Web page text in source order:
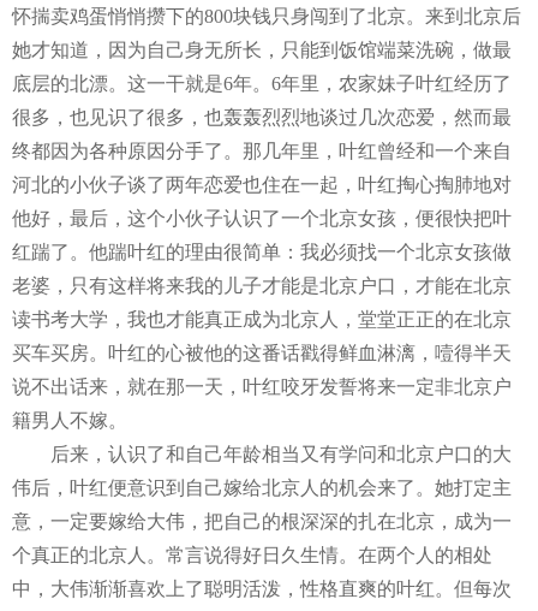
怀揣卖鸡蛋悄悄攒下的800块钱只身闯到了北京。来到北京后
她才知道，因为自己身无所长，只能到饭馆端菜洗碗，做最
底层的北漂。这一干就是6年。 6年里，农家妹子叶红经历了
很多，也见识了很多，也轰轰烈烈地谈过几次恋爱，然而最
终都因为各种原因分手了。那几年里，叶红曾经和一个来自
河北的小伙子谈了两年恋爱也住在一起，叶红掏心掏肺地对
他好，最后，这个小伙子认识了一个北京女孩，便很快把叶
红踹了。他踹叶红的理由很简单：我必须找一个北京女孩做
老婆，只有这样将来我的儿子才能是北京户口，才能在北京
读书考大学，我也才能真正成为北京人，堂堂正正的在北京
买车买房。叶红的心被他的这番话戳得鲜血淋漓，噎得半天
说不出话来，就在那一天，叶红咬牙发誓将来一定非北京户
籍男人不嫁。
后来，认识了和自己年龄相当又有学问和北京户口的大
伟后，叶红便意识到自己嫁给北京人的机会来了。她打定主
意，一定要嫁给大伟，把自己的根深深的扎在北京，成为一
个真正的北京人。常言说得好日久生情。在两个人的相处
中，大伟渐渐喜欢上了聪明活泼，性格直爽的叶红。但每次